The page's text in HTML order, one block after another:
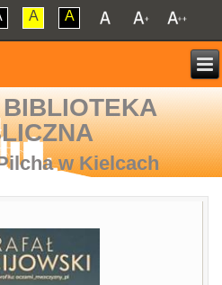
A A
w Kielcach